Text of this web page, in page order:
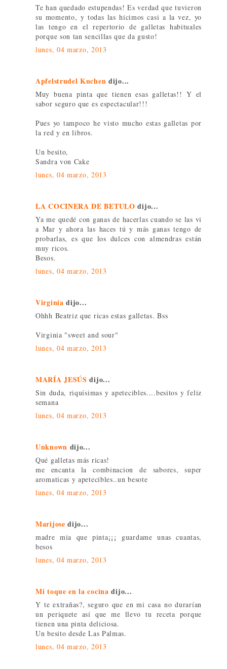
Te han quedado estupendas! Es verdad que tuvieron
su momento, y todas las hicimos casi a la vez, yo
las tengo en el repertorio de galletas habituales
porque son tan sencillas que da gusto!
lunes, 04 marzo, 2013
Apfelstrudel Kuchen dijo...
Muy buena pinta que tienen esas galletas!! Y el
sabor seguro que es espectacular!!!
Pues yo tampoco he visto mucho estas galletas por
la red y en libros.
Un besito,
Sandra von Cake
lunes, 04 marzo, 2013
LA COCINERA DE BETULO dijo...
Ya me quedé con ganas de hacerlas cuando se las vi
a Mar y ahora las haces tú y más ganas tengo de
probarlas, es que los dulces con almendras están
muy ricos.
Besos.
lunes, 04 marzo, 2013
Virginia dijo...
Ohhh Beatriz que ricas estas galletas. Bss
Virginia "sweet and sour"
lunes, 04 marzo, 2013
MARÍA JESÚS dijo...
Sin duda, riquísimas y apetecibles....besitos y feliz
semana
lunes, 04 marzo, 2013
Unknown dijo...
Qué galletas más ricas!
me encanta la combinacion de sabores, super
aromaticas y apetecibles..un besote
lunes, 04 marzo, 2013
Marijose dijo...
madre mia que pinta¡¡¡ guardame unas cuantas,
besos
lunes, 04 marzo, 2013
Mi toque en la cocina dijo...
Y te extrañas?, seguro que en mi casa no durarían
un periquete así que me llevo tu receta porque
tienen una pinta deliciosa.
Un besito desde Las Palmas.
lunes, 04 marzo, 2013